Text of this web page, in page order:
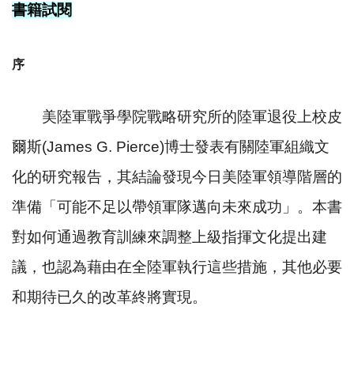
書籍試閱
序
美陸軍戰爭學院戰略研究所的陸軍退役上校皮
爾斯(James G. Pierce)博士發表有關陸軍組織文
化的研究報告，其結論發現今日美陸軍領導階層的
準備「可能不足以帶領軍隊邁向未來成功」。本書
對如何通過教育訓練來調整上級指揮文化提出建
議，也認為藉由在全陸軍執行這些措施，其他必要
和期待已久的改革終將實現。